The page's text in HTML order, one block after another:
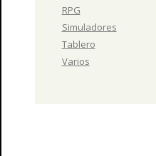
RPG
Simuladores
Tablero
Varios